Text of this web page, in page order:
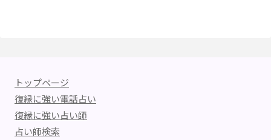
トップページ
復縁に強い電話占い
復縁に強い占い師
占い師検索